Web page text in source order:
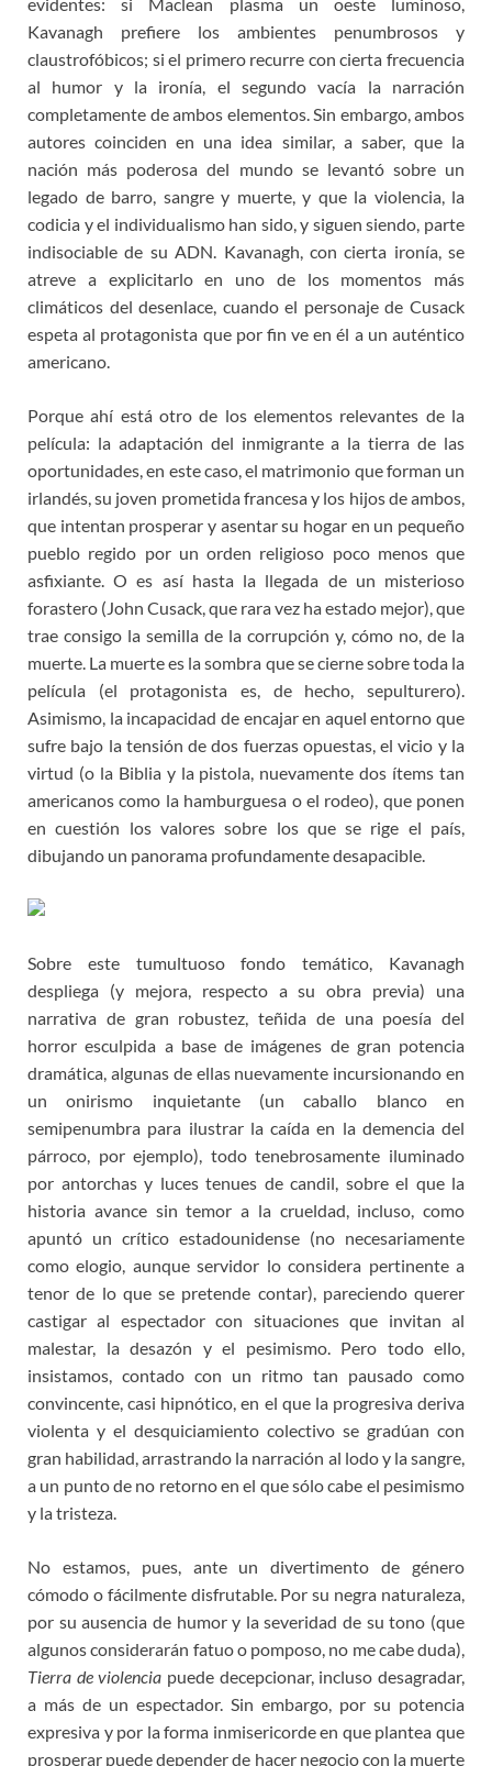
Kavanagh prefiere los ambientes penumbrosos y
claustrofóbicos; si el primero recurre con cierta frecuencia
al humor y la ironía, el segundo vacía la narración
completamente de ambos elementos. Sin embargo, ambos
autores coinciden en una idea similar, a saber, que la
nación más poderosa del mundo se levantó sobre un
legado de barro, sangre y muerte, y que la violencia, la
codicia y el individualismo han sido, y siguen siendo, parte
indisociable de su ADN. Kavanagh, con cierta ironía, se
atreve a explicitarlo en uno de los momentos más
climáticos del desenlace, cuando el personaje de Cusack
espeta al protagonista que por fin ve en él a un auténtico
americano.
Porque ahí está otro de los elementos relevantes de la
película: la adaptación del inmigrante a la tierra de las
oportunidades, en este caso, el matrimonio que forman un
irlandés, su joven prometida francesa y los hijos de ambos,
que intentan prosperar y asentar su hogar en un pequeño
pueblo regido por un orden religioso poco menos que
asfixiante. O es así hasta la llegada de un misterioso
forastero (John Cusack, que rara vez ha estado mejor), que
trae consigo la semilla de la corrupción y, cómo no, de la
muerte. La muerte es la sombra que se cierne sobre toda la
película (el protagonista es, de hecho, sepulturero).
Asimismo, la incapacidad de encajar en aquel entorno que
sufre bajo la tensión de dos fuerzas opuestas, el vicio y la
virtud (o la Biblia y la pistola, nuevamente dos ítems tan
americanos como la hamburguesa o el rodeo), que ponen
en cuestión los valores sobre los que se rige el país,
dibujando un panorama profundamente desapacible.
Sobre este tumultuoso fondo temático, Kavanagh
despliega (y mejora, respecto a su obra previa) una
narrativa de gran robustez, teñida de una poesía del
horror esculpida a base de imágenes de gran potencia
dramática, algunas de ellas nuevamente incursionando en
un onirismo inquietante (un caballo blanco en
semipenumbra para ilustrar la caída en la demencia del
párroco, por ejemplo), todo tenebrosamente iluminado
por antorchas y luces tenues de candil, sobre el que la
historia avance sin temor a la crueldad, incluso, como
apuntó un crítico estadounidense (no necesariamente
como elogio, aunque servidor lo considera pertinente a
tenor de lo que se pretende contar), pareciendo querer
castigar al espectador con situaciones que invitan al
malestar, la desazón y el pesimismo. Pero todo ello,
insistamos, contado con un ritmo tan pausado como
convincente, casi hipnótico, en el que la progresiva deriva
violenta y el desquiciamiento colectivo se gradúan con
gran habilidad, arrastrando la narración al lodo y la sangre,
a un punto de no retorno en el que sólo cabe el pesimismo
y la tristeza.
No estamos, pues, ante un divertimento de género
cómodo o fácilmente disfrutable. Por su negra naturaleza,
por su ausencia de humor y la severidad de su tono (que
algunos considerarán fatuo o pomposo, no me cabe duda),
Tierra de violencia puede decepcionar, incluso desagradar,
a más de un espectador. Sin embargo, por su potencia
expresiva y por la forma inmisericorde en que plantea que
prosperar puede depender de hacer negocio con la muerte